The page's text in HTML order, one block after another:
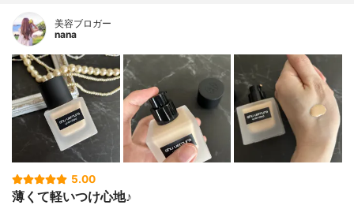
美容ブロガー
nana
5.00
薄くて軽いつけ心地♪